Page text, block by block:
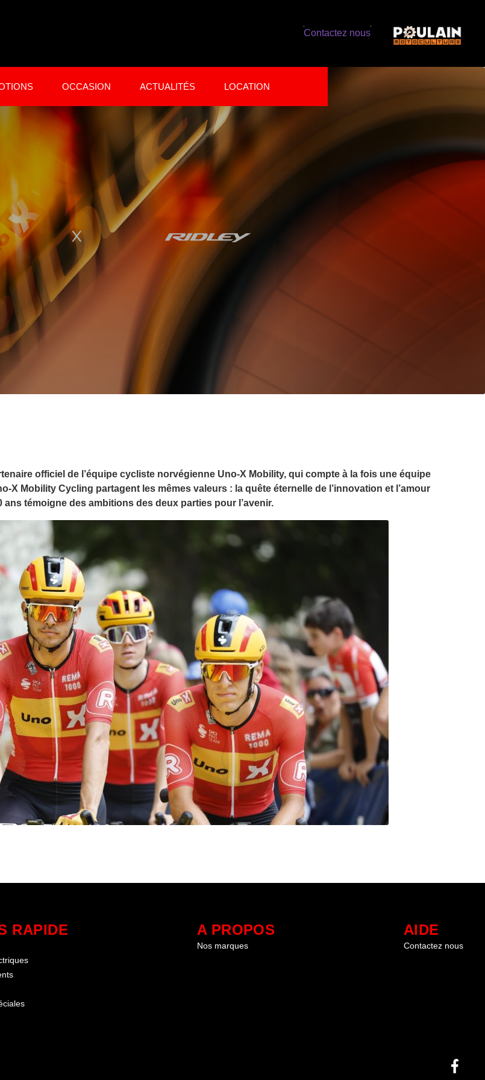
Chaussures
Textiles
Equipement du Vélo
Bagagerie
Pédales
Roues
OCCASION ACTUALITÉS LOCATION
Contactez nous
officiel de l’équipe cycliste norvégienne Uno-X Mobility, qui compte à la fois une équipe
Mobility Cycling partagent les mêmes valeurs : la quête éternelle de l’innovation et l’amour
témoigne des ambitions des deux parties pour l’avenir.
RAPIDE A PROPOS
Nos marques
AIDE
Contactez nous